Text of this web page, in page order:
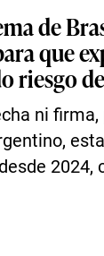
de
que
riesgo
ni firma,
2024,